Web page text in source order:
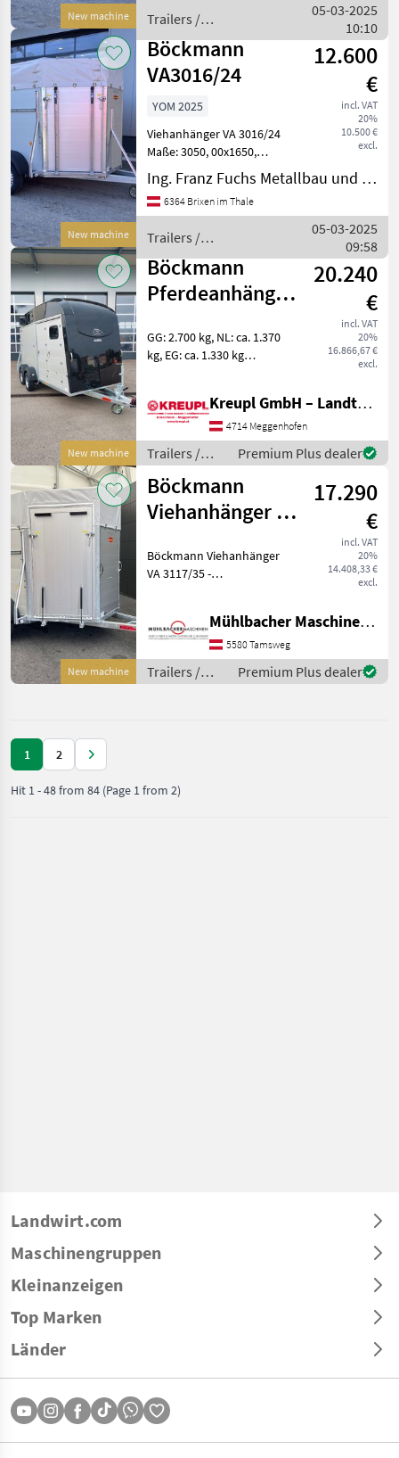
New machine
Hinterklappenscharniere
Hebevor
Trailers /
Böckmann
05-03-2025
10:10
New machine
Böckmann
VA3016/24
12.600
€
incl. VAT
20%
10.500 €
excl.
YOM 2025
Viehanhänger VA 3016/24
Maße: 3050, 00x1650,
00x2020, 00 mm Zulässiges
Gesamtgewicht 2, 400 t
Qualitäts-Aluminiumboden
Aufbau Stellfläche: 4
Ing. Franz Fuchs Metallbau und Landtechnik GmbH & CoKG
6364 Brixen im Thale
Trailers /
Böckmann
05-03-2025
09:58
New machine
Böckmann
Pferdeanhänger
20.240
€
incl. VAT
20%
16.866,67 €
excl.
GG: 2.700 kg, NL: ca. 1.370
kg, EG: ca. 1.330 kg
metallic Tiefergelegtes
WCF-Fahrwerk mit
Radstoßdämpfer Längst
Kreupl GmbH – Landtechnik – Schlosserei – Anhänger
4714 Meggenhofen
Trailers /
Böckmann
Premium Plus dealer
New machine
Böckmann
Viehanhänger VA
3,5to
3,16x1,76m
17.290
€
incl. VAT
20%
14.408,33 €
excl.
Böckmann Viehanhänger
VA 3117/35 -
Seitenwände - Gummibelag
auf Hinterklappe
(integrierte Trittleisten und
Seitenstop
Mühlbacher Maschinen GmbH
5580 Tamsweg
Trailers /
Böckmann
Premium Plus dealer
1 2
Hit 1-48from 84 (Page 1 from 2)
Landwirt.com
Maschinengruppen
Kleinanzeigen
Top Marken
Länder